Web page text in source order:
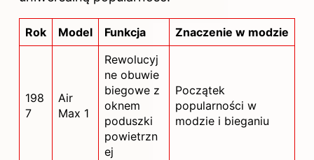
Rok Model Funkcja Znaczenie w modzie
198
7
Air
Max 1
Rewolucyj
ne obuwie
biegowe z
oknem
poduszki
powietrzn
ej
Początek
popularności w
modzie i bieganiu